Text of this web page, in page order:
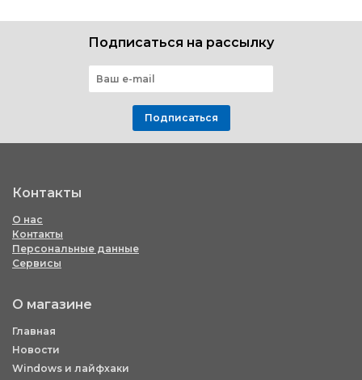
Подписаться на рассылку
Подписаться
Контакты
О нас
Контакты
Персональные данные
Сервисы
О магазине
Главная
Новости
Windows и лайфхаки